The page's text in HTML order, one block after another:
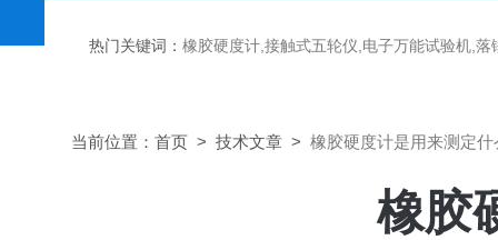
热门关键词： 橡胶硬度计,接触式五轮仪,电子万能试验机,落锤冲击试验机,数显
当前位置： 首页 > 技术文章 > 橡胶硬度计是用来测定什
橡胶